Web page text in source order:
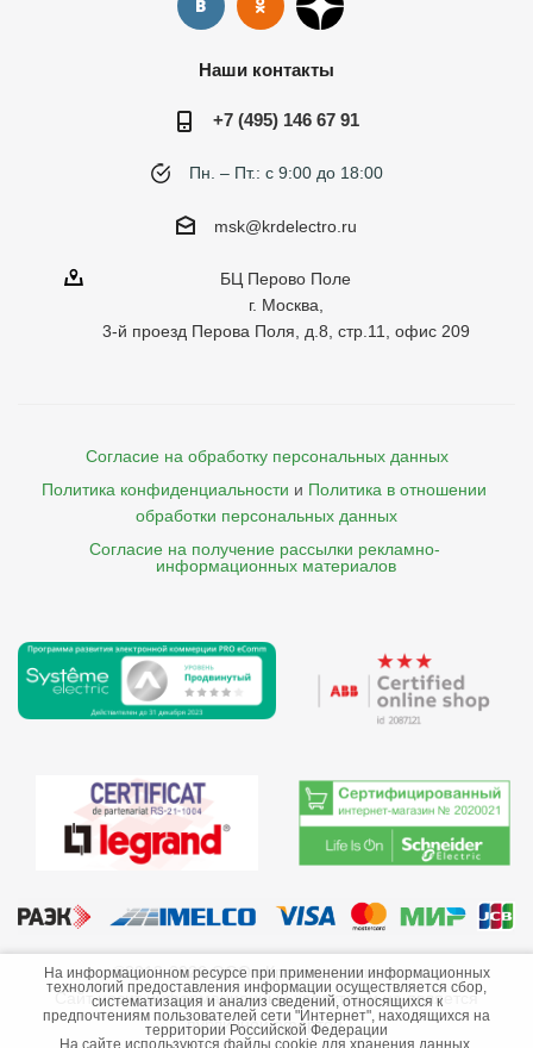
Наши контакты
+7 (495) 146 67 91
Пн. – Пт.: с 9:00 до 18:00
msk@krdelectro.ru
БЦ Перово Поле
г. Москва,
3-й проезд Перова Поля, д.8, стр.11, офис 209
Согласие на обработку персональных данных
Политика конфиденциальности и Политика в отношении
обработки персональных данных
Согласие на получение рассылки рекламно-
    информационных материалов
©2013-2026 ООО «Краснодарэлектро»
Сайт носит информационный характер и не является
публичной офертой.
На информационном ресурсе при применении информационных
технологий предоставления информации осуществляется сбор,
систематизация и анализ сведений, относящихся к
предпочтениям пользователей сети "Интернет", находящихся на
территории Российской Федерации
На сайте используются файлы cookie для хранения данных.